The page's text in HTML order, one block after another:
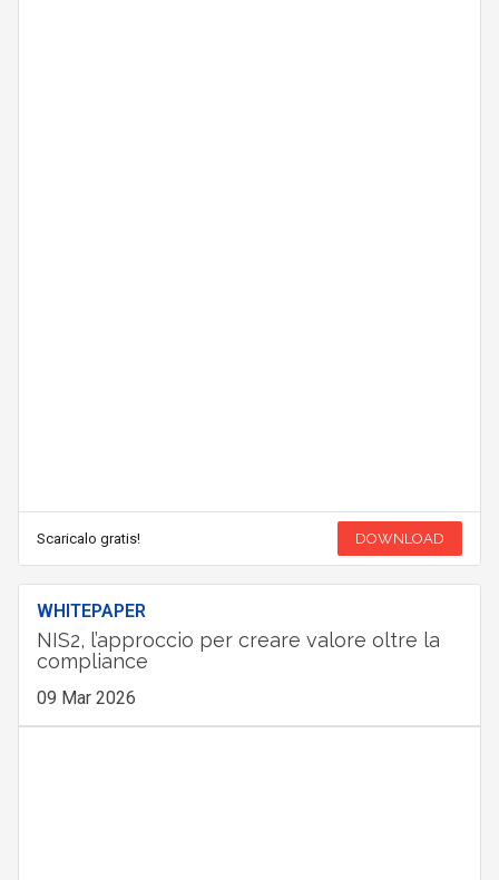
Scaricalo gratis! DOWNLOAD
WHITEPAPER
NIS2, l’approccio per creare valore oltre la
compliance
09 Mar 2026